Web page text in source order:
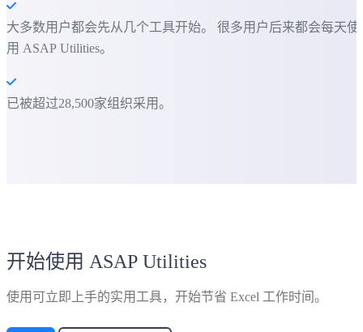
大多数用户都会先从几个工具开始。 很多用户后来都会每天使
用 ASAP Utilities。
已被超过28,500家组织采用。
开始使用 ASAP Utilities
使用可立即上手的实用工具，开始节省 Excel 工作时间。